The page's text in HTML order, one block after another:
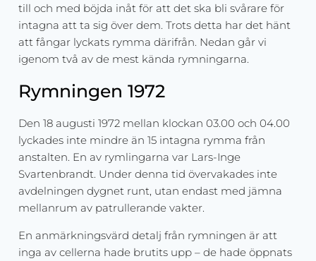
till och med böjda inåt för att det ska bli svårare för
intagna att ta sig över dem. Trots detta har det hänt
att fångar lyckats rymma därifrån. Nedan går vi
igenom två av de mest kända rymningarna.
Rymningen 1972
Den 18 augusti 1972 mellan klockan 03.00 och 04.00
lyckades inte mindre än 15 intagna rymma från
anstalten. En av rymlingarna var Lars-Inge
Svartenbrandt. Under denna tid övervakades inte
avdelningen dygnet runt, utan endast med jämna
mellanrum av patrullerande vakter.
En anmärkningsvärd detalj från rymningen är att
inga av cellerna hade brutits upp – de hade öppnats